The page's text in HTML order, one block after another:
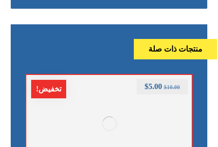
منتجات ذات صلة
تخفيض! $10.00
$5.00